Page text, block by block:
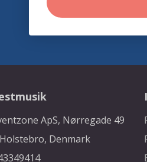
ApS, Nørregade 49
Denmark